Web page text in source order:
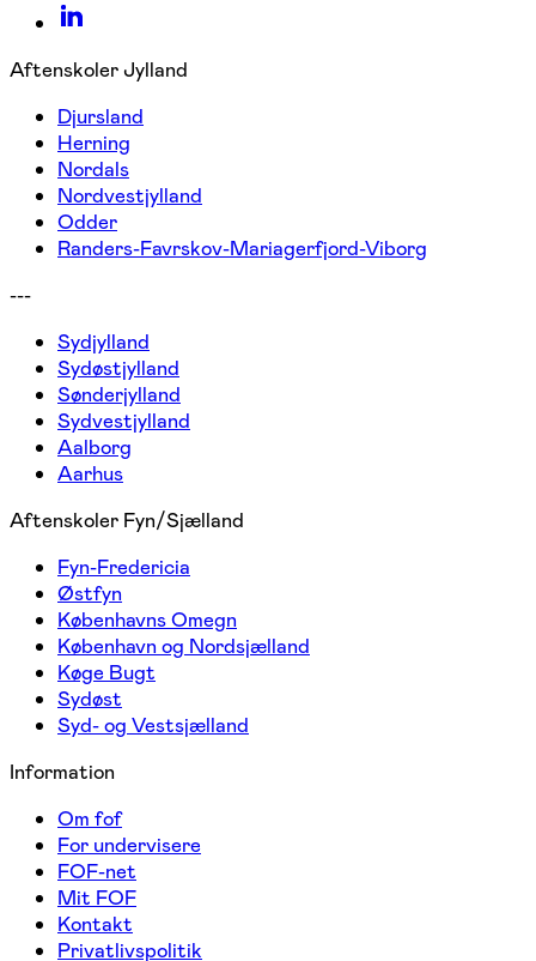
Aftenskoler Jylland
Djursland
Herning
Nordals
Nordvestjylland
Odder
Randers-Favrskov-Mariagerfjord-Viborg
---
Sydjylland
Sydøstjylland
Sønderjylland
Sydvestjylland
Aalborg
Aarhus
Aftenskoler Fyn/Sjælland
Fyn-Fredericia
Østfyn
Københavns Omegn
København og Nordsjælland
Køge Bugt
Sydøst
Syd- og Vestsjælland
Information
Om fof
For undervisere
FOF-net
Mit FOF
Kontakt
Privatlivspolitik